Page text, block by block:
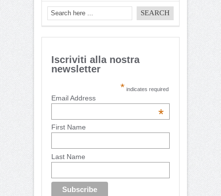
Iscriviti alla nostra
newsletter
* indicates required
Email Address
*
First Name
Last Name